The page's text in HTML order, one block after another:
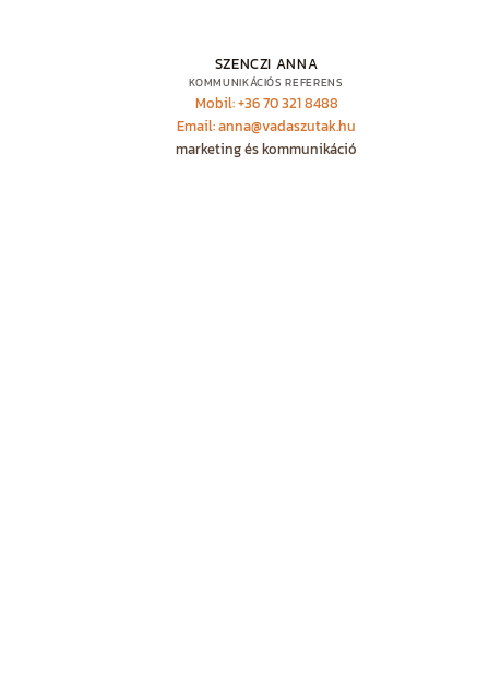
SZENCZI ANNA
KOMMUNIKÁCIÓS REFERENS
Mobil: +36 70 321 8488
Email: anna@vadaszutak.hu
marketing és kommunikáció